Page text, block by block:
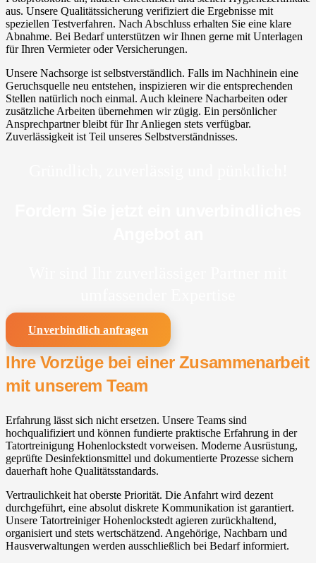
aus. Unsere Qualitätssicherung verifiziert die Ergebnisse mit
speziellen Testverfahren. Nach Abschluss erhalten Sie eine klare
Abnahme. Bei Bedarf unterstützen wir Ihnen gerne mit Unterlagen
für Ihren Vermieter oder Versicherungen.
Unsere Nachsorge ist selbstverständlich. Falls im Nachhinein eine
Geruchsquelle neu entstehen, inspizieren wir die entsprechenden
Stellen natürlich noch einmal. Auch kleinere Nacharbeiten oder
zusätzliche Arbeiten übernehmen wir zügig. Ein persönlicher
Ansprechpartner bleibt für Ihr Anliegen stets verfügbar.
Zuverlässigkeit ist Teil unseres Selbstverständnisses.
Unverbindlich anfragen
Ihre Vorzüge bei einer Zusammenarbeit
mit unserem Team
Erfahrung lässt sich nicht ersetzen. Unsere Teams sind
hochqualifiziert und können fundierte praktische Erfahrung in der
Tatortreinigung Hohenlockstedt vorweisen. Moderne Ausrüstung,
geprüfte Desinfektionsmittel und dokumentierte Prozesse sichern
dauerhaft hohe Qualitätsstandards.
Vertraulichkeit hat oberste Priorität. Die Anfahrt wird dezent
durchgeführt, eine absolut diskrete Kommunikation ist garantiert.
Unsere Tatortreiniger Hohenlockstedt agieren zurückhaltend,
organisiert und stets wertschätzend. Angehörige, Nachbarn und
Hausverwaltungen werden ausschließlich bei Bedarf informiert.